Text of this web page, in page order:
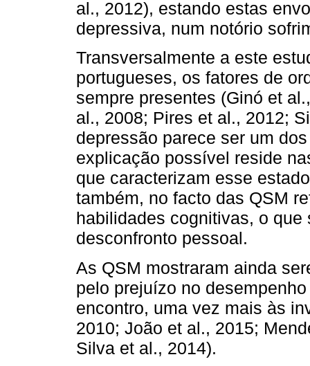
al., 2012), estando estas
depressiva, num notório
Transversalmente a este
portugueses, os fatores de
sempre presentes (Ginó et
al., 2008; Pires et al., 2012;
depressão parece ser um
explicação possível reside
que caracterizam esse
também, no facto das QSM
habilidades cognitivas, o
desconfronto pessoal.
As QSM mostraram ainda
pelo prejuízo no
encontro, uma vez mais às
2010; João et al., 2015;
Silva et al., 2014).